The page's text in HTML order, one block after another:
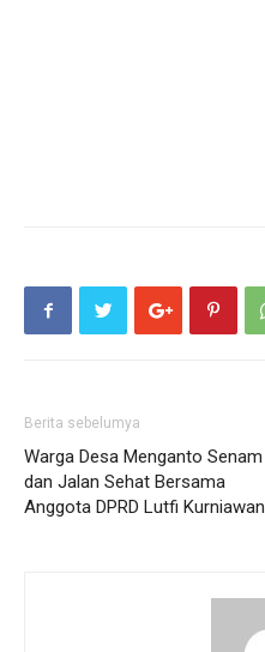
Berita sebelumya
Warga Desa Menganto Senam
dan Jalan Sehat Bersama
Anggota DPRD Lutfi Kurniawan